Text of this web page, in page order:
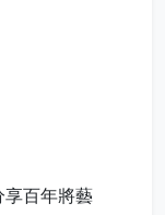
享百年將藝